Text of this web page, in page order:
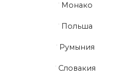
Монако
Польша
Румыния
Словакия